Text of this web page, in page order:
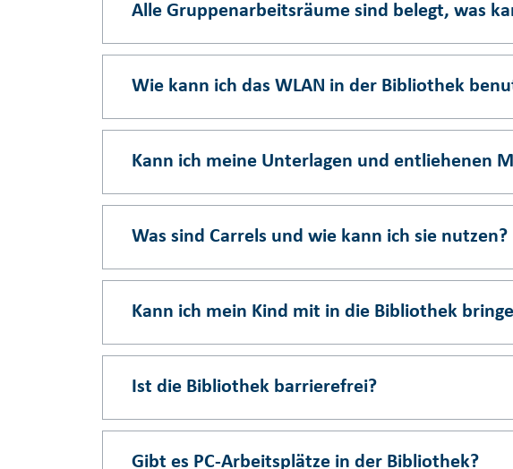
Alle Gruppenarbeitsräume sind belegt, was
Wie kann ich das WLAN in der Bibliothek
Kann ich meine Unterlagen und entliehenen
Was sind Carrels und wie kann ich sie nutzen?
Kann ich mein Kind mit in die Bibliothek
Ist die Bibliothek barrierefrei?
Gibt es PC-Arbeitsplätze in der Bibliothek?